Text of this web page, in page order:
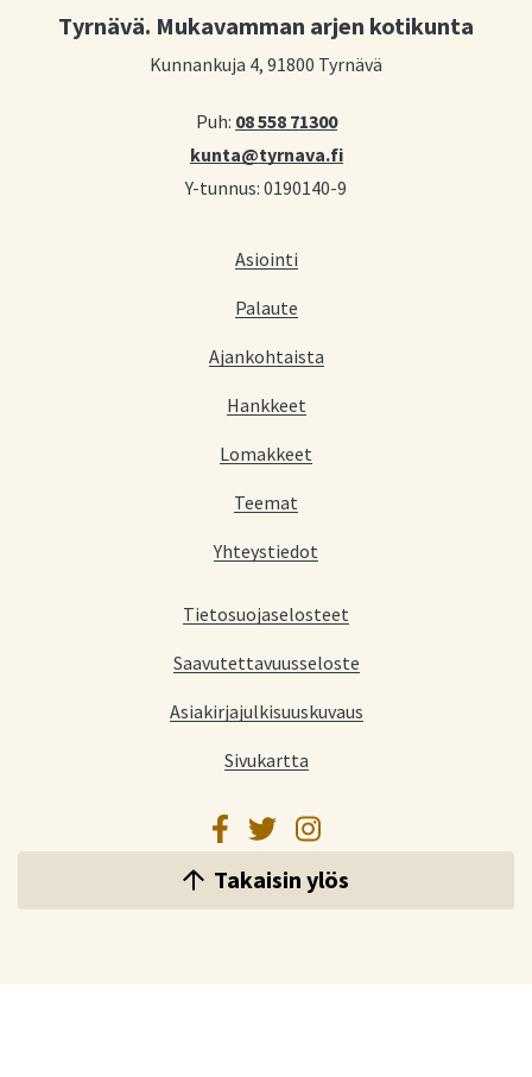
Tyrnävä. Mukavamman arjen kotikunta
Kunnankuja 4, 91800 Tyrnävä
Puh: 08 558 71300
kunta@tyrnava.fi
Y-tunnus: 0190140-9
Asiointi
Palaute
Ajankohtaista
Hankkeet
Lomakkeet
Teemat
Yhteystiedot
Tietosuojaselosteet
Saavutettavuusseloste
Asiakirjajulkisuuskuvaus
Sivukartta
Facebook
TwitterInstagram
Takaisin ylös